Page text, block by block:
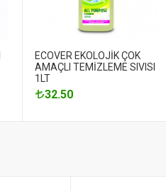
ECOVER EKOLOJİK ÇOK
AMAÇLI TEMİZLEME SIVISI
1LT
32.50